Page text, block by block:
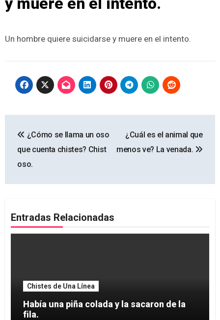
Un hombre quiere suicidarse y muere en el intento.
de
entradas
¿Cómo se llama un oso
que cuenta chistes? Chist
oso.
¿Cuál es el animal que
menos ve? La venada.
Entradas Relacionadas
Chistes de Una Línea
Había una piña colada y la sacaron de la
fila.